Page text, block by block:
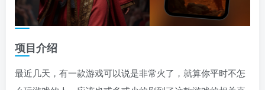
项目介绍
最近几天，有一款游戏可以说是非常火了，就算你平时不怎